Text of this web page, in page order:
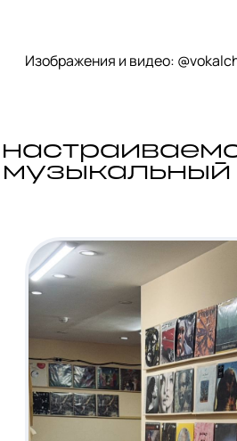
Изображения и видео:
музыкальный